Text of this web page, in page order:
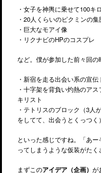
・女子を神輿に乗せて100キ
・20人くらいのピクミンの集
・巨大なモアイ像
・リクナビのHPのコスプレ
など。僕が参加した前々回の
・新宿を走る出会い系の宣
・十字架を背負い灼熱のア
キリスト
・テトリスのブロック（3人
をしてて、出会うとくっつく）
といった感じですね。「あ
ってしまうような仮装がたく
まずこのアイデア（企画） が